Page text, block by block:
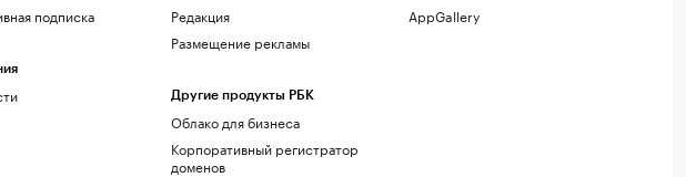
подписка
Редакция
Размещение рекламы
Другие продукты РБК
Облако для бизнеса
Корпоративный регистратор
доменов
AppGallery